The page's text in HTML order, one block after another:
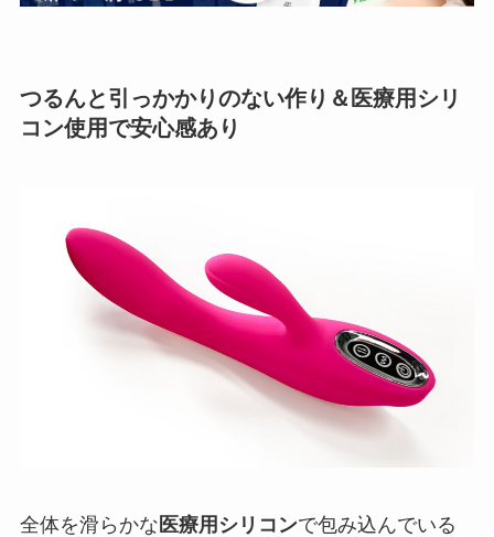
つるんと引っかかりのない作り＆医療用シリ
コン使用で安心感あり
全体を滑らかな 医療用シリコンで包み込んでいる